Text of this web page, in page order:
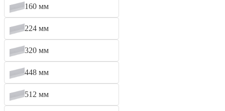
160 мм
224 мм
320 мм
448 мм
512 мм